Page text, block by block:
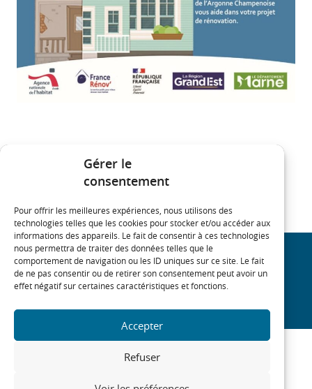
Gérer le
consentement
Pour offrir les meilleures expériences, nous utilisons des
technologies telles que les cookies pour stocker et/ou accéder aux
informations des appareils. Le fait de consentir à ces technologies
nous permettra de traiter des données telles que le
comportement de navigation ou les ID uniques sur ce site. Le fait
de ne pas consentir ou de retirer son consentement peut avoir un
effet négatif sur certaines caractéristiques et fonctions.
Accepter
Refuser
Voir les dates de permanences
REJOIGNEZ NOTRE COMMUNAUTÉ
On
On
On
On
MARNE